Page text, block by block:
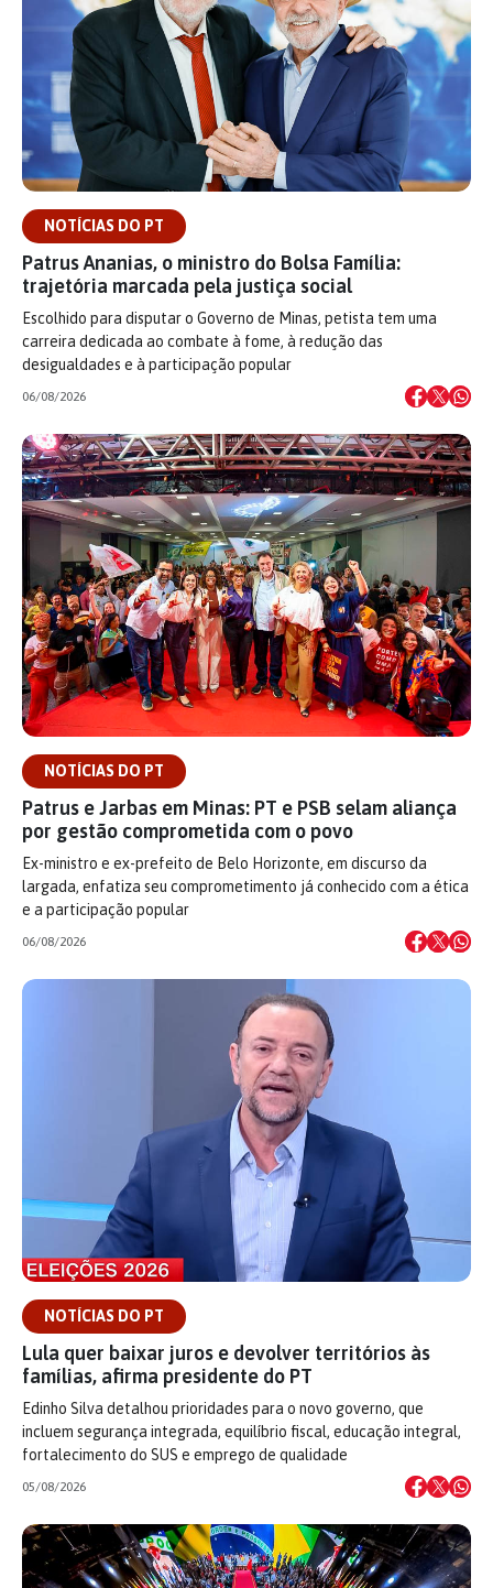
NOTÍCIAS DO PT
Patrus Ananias, o ministro do Bolsa Família:
trajetória marcada pela justiça social
Escolhido para disputar o Governo de Minas, petista tem uma
carreira dedicada ao combate à fome, à redução das
desigualdades e à participação popular
06/08/2026
NOTÍCIAS DO PT
Patrus e Jarbas em Minas: PT e PSB selam aliança
por gestão comprometida com o povo
Ex-ministro e ex-prefeito de Belo Horizonte, em discurso da
largada, enfatiza seu comprometimento já conhecido com a ética
e a participação popular
06/08/2026
NOTÍCIAS DO PT
Lula quer baixar juros e devolver territórios às
famílias, afirma presidente do PT
Edinho Silva detalhou prioridades para o novo governo, que
incluem segurança integrada, equilíbrio fiscal, educação integral,
fortalecimento do SUS e emprego de qualidade
05/08/2026